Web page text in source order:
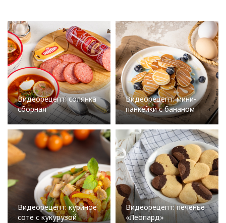
Видеорецепт: солянка
сборная
Видеорецепт: мини-
панкейки с бананом
Видеорецепт: куриное
соте с кукурузой
Видеорецепт: печенье
«Леопард»